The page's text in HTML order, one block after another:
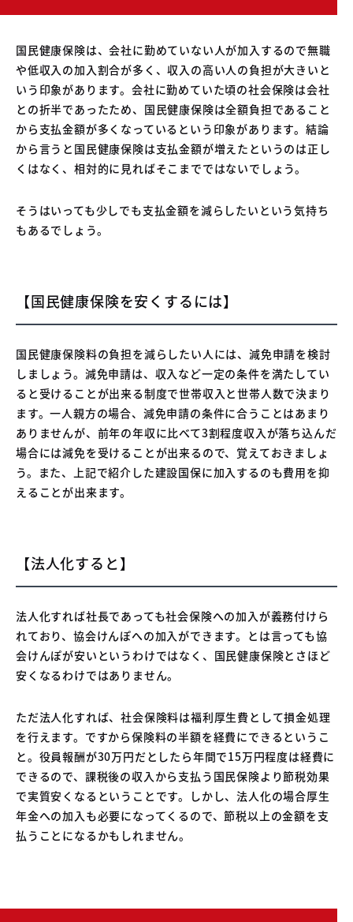
国民健康保険は、会社に勤めていない人が加入するので無職
や低収入の加入割合が多く、収入の高い人の負担が大きいと
いう印象があります。会社に勤めていた頃の社会保険は会社
との折半であったため、国民健康保険は全額負担であること
から支払金額が多くなっているという印象があります。結論
から言うと国民健康保険は支払金額が増えたというのは正し
くはなく、相対的に見ればそこまでではないでしょう。
そうはいっても少しでも支払金額を減らしたいという気持ち
もあるでしょう。
【国民健康保険を安くするには】
国民健康保険料の負担を減らしたい人には、減免申請を検討
しましょう。減免申請は、収入など一定の条件を満たしてい
ると受けることが出来る制度で世帯収入と世帯人数で決まり
ます。一人親方の場合、減免申請の条件に合うことはあまり
ありませんが、前年の年収に比べて3割程度収入が落ち込んだ
場合には減免を受けることが出来るので、覚えておきましょ
う。また、上記で紹介した建設国保に加入するのも費用を抑
えることが出来ます。
【法人化すると】
法人化すれば社長であっても社会保険への加入が義務付けら
れており、協会けんぽへの加入ができます。とは言っても協
会けんぽが安いというわけではなく、国民健康保険とさほど
安くなるわけではありません。
ただ法人化すれば、社会保険料は福利厚生費として損金処理
を行えます。ですから保険料の半額を経費にできるというこ
と。役員報酬が30万円だとしたら年間で15万円程度は経費に
できるので、課税後の収入から支払う国民保険より節税効果
で実質安くなるということです。しかし、法人化の場合厚生
年金への加入も必要になってくるので、節税以上の金額を支
払うことになるかもしれません。